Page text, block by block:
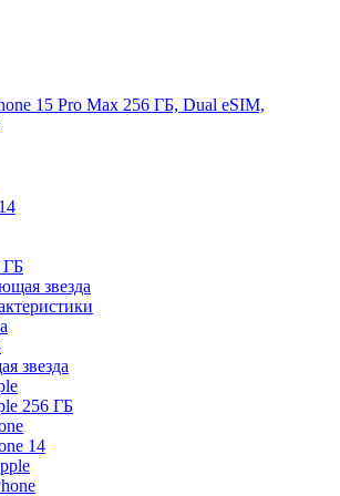
15 Pro Max 256 ГБ, Dual еSIM,
ГБ
звезда
звезда
256 ГБ
14